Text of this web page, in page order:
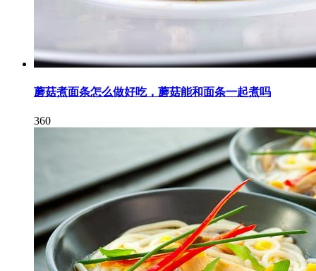
蘑菇煮面条怎么做好吃，蘑菇能和面条一起煮吗
360